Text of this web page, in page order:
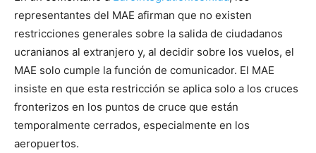
representantes del MAE afirman que no existen
restricciones generales sobre la salida de ciudadanos
ucranianos al extranjero y, al decidir sobre los vuelos, el
MAE solo cumple la función de comunicador. El MAE
insiste en que esta restricción se aplica solo a los cruces
fronterizos en los puntos de cruce que están
temporalmente cerrados, especialmente en los
aeropuertos.